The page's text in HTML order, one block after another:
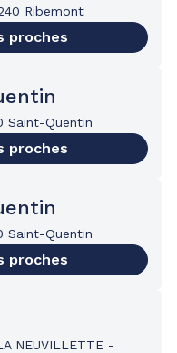
Ribemont
proches
Saint-Quentin
proches
Saint-Quentin
proches
NEUVILLETTE -